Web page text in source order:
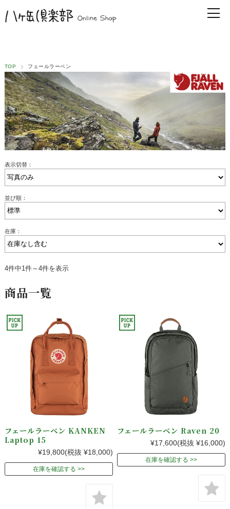
TOP フェールラーベン
表示切替：
並び順：
在庫：
4件中1件～4件を表示
商品一覧
フェールラーベン KANKEN
Laptop 15
¥19,800(税抜 ¥18,000)
在庫を確認する
フェールラーベン Raven 20
¥17,600(税抜 ¥16,000)
在庫を確認する